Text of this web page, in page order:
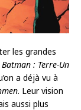
les grandes
Batman : Terre-Un
a déjà vu à
. Leur vision
aussi plus